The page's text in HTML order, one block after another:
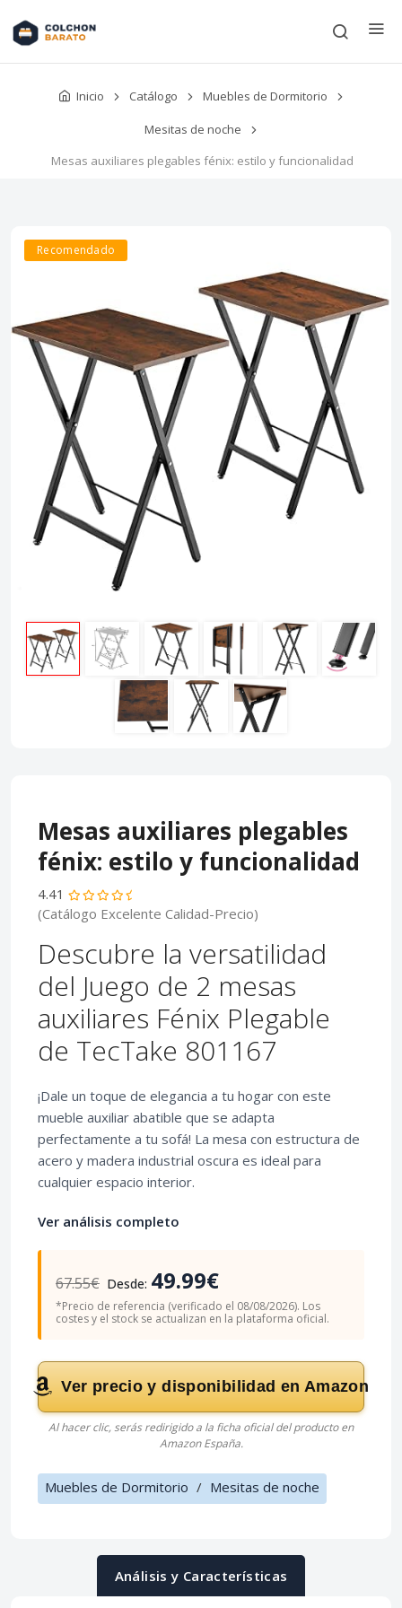
Inicio Catálogo Muebles de Dormitorio
Mesitas de noche
Mesas auxiliares plegables fénix: estilo y funcionalidad
Recomendado
Mesas auxiliares plegables
fénix: estilo y funcionalidad
4.41
(Catálogo Excelente Calidad-Precio)
Descubre la versatilidad
del Juego de 2 mesas
auxiliares Fénix Plegable
de TecTake 801167
¡Dale un toque de elegancia a tu hogar con este
mueble auxiliar abatible que se adapta
perfectamente a tu sofá! La mesa con estructura de
acero y madera industrial oscura es ideal para
cualquier espacio interior.
Ver análisis completo
67.55€ Desde: 49.99€
*Precio de referencia (verificado el 08/08/2026). Los
costes y el stock se actualizan en la plataforma oficial.
Ver precio y disponibilidad en Amazon
Al hacer clic, serás redirigido a la ficha oficial del producto en
Amazon España.
Muebles de Dormitorio / Mesitas de noche
Análisis y Características